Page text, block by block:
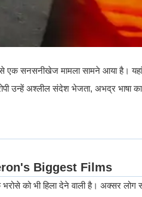
सनसनीखेज मामला सामने आया है। यहां
उन्हें अश्लील संदेश भेजता, अभद्र भाषा
को भी हिला देने वाली है। अक्सर